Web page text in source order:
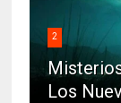
2
Los